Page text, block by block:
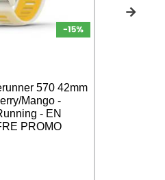
570 42mm
Mango -
- EN
PROMO